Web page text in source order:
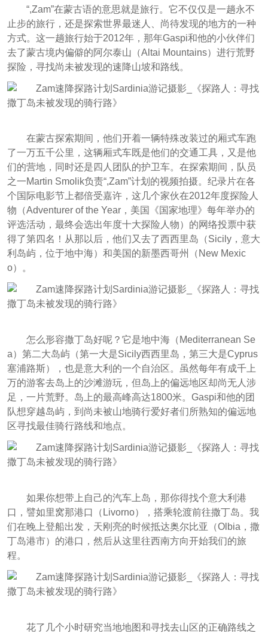
“,Zam”在蒙古语的意思就是旅行。它不仅仅是一趟永不
止步的旅行，还是探索世界最迷人、尚待发现的地方的一种
方式。这一趟旅行始于2012年，那年Gaspi和他的小伙伴们
去了蒙古境内偏僻的阿尔泰山（Altai Mountains）进行荒野
探险，寻找尚未被发现的速降山坡和路线。
在蒙古探索期间，他们开着一辆特殊改装过的厢式车跑
了一万五千公里，这辆厢式车既是他们的交通工具，又是他
们的营地，同时还是四人团队的护卫车。在探索期间，队员
之一Martin Smolik负责“,Zam”计划的视频拍摄。纪录片在各
个国际电影节上都倍受嘉许，这几个家伙在2012年度探险人
物（Adventurer of the Year，美国《国家地理》每年举办的
评选活动，最终会选出年度十大探险人物）的网络投票中获
得了第四名！从那以后，他们又去了西西里岛（Sicily，意大
利岛屿，位于地中海）和美国的新墨西哥州（New Mexic
o）。
怎么形容撒丁岛好呢？它是地中海（Mediterranean Se
a）第二大岛屿（第一大是Sicily西西里岛，第三大是Cyprus
塞浦路斯），也是意大利的一个自治区。虽然每年有成千上
万的游客去岛上的沙滩游玩，但岛上的偏远地区却尚无人涉
足，一片荒野。岛上的最高峰高达1800米。Gaspi和他的团
队想穿越岛屿，到尚未被山地骑行爱好者们所熟知的偏远地
区寻找最佳骑行路线和地点。
如果你想带上自己的汽车上岛，那你得找个意大利港
口，譬如里窝那港口（Livorno），搭乘轮渡前往撒丁岛。我
们在晚上登船出发，天刚亮的时候抵达奥尔比亚（Olbia，撒
丁岛港市）的港口，然后从这里往西南方向开始我们的旅
程。
花了几个小时研究当地地图和寻找去山区的正确路线之